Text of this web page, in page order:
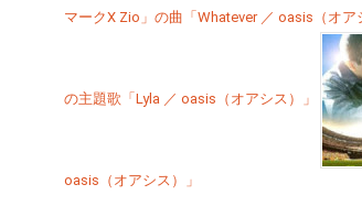
マークX Zio」の曲「Whatever ／ oasis（オア
の主題歌「Lyla ／ oasis（オアシス）」
oasis（オアシス）」